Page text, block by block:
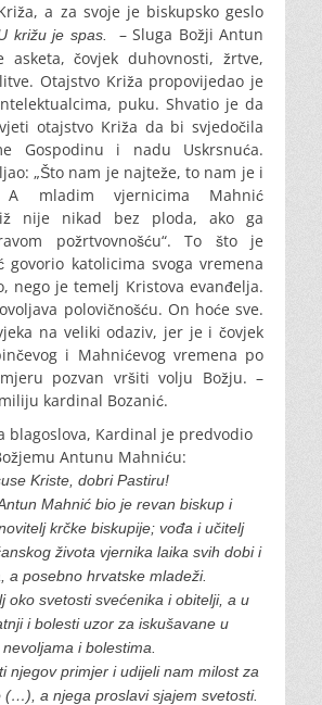
a za svoje je biskupsko geslo
križu je spas.
– Sluga Božji Antun
čovjek duhovnosti, žrtve,
Otajstvo Križa propovijedao je
puku. Shvatio je da
otajstvo Križa da bi svjedočila
Gospodinu i nadu Uskrsnuća.
„Što nam je najteže, to nam je i
A mladim vjernicima Mahnić
nije nikad bez ploda, ako ga
požrtvovnošću“. To što je
govorio katolicima svoga vremena
nego je temelj Kristova evanđelja.
polovičnošću. On hoće sve.
na veliki odaziv, jer je i čovjek
i Mahnićevog vremena po
pozvan vršiti volju Božju. –
kardinal Bozanić.
blagoslova, Kardinal je predvodio
Antunu Mahniću:
Kriste, dobri Pastiru!
Mahnić bio je revan biskup i
krčke biskupije; vođa i učitelj
života vjernika laika svih dobi i
a posebno hrvatske mladeži.
oko svetosti svećenika i obitelji, a u
i bolesti uzor za iskušavane u
nevoljama i bolestima.
njegov primjer i udijeli nam milost za
(…), a njega proslavi sjajem svetosti.